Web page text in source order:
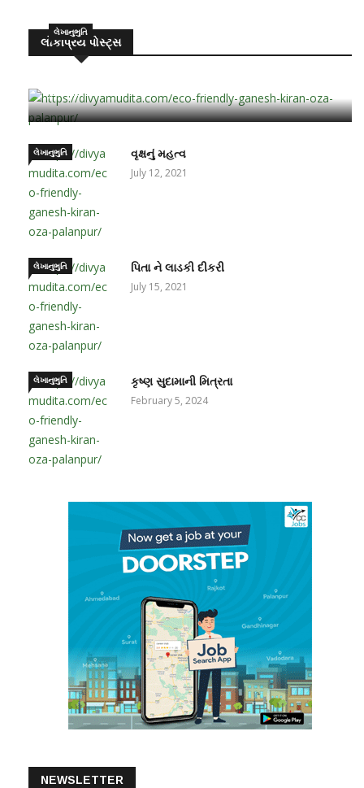
લોકપ્રિય પોસ્ટ્સ
લેખાનુભુતિ
બાળક ઘડતરમાં પ્રમુખ ભૂમિકા – માતા-પિતાની
June 15, 2021
લેખાનુભુતિ વૃક્ષનું મહત્વ
July 12, 2021
લેખાનુભુતિ પિતા ને લાડકી દીકરી
July 15, 2021
લેખાનુભુતિ કૃષ્ણ સુદામાની મિત્રતા
February 5, 2024
NEWSLETTER